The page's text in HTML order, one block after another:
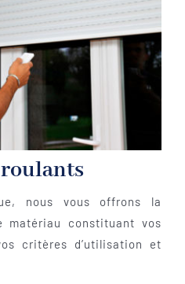
nous vous offrons la
constituant vos
critères d’utilisation et